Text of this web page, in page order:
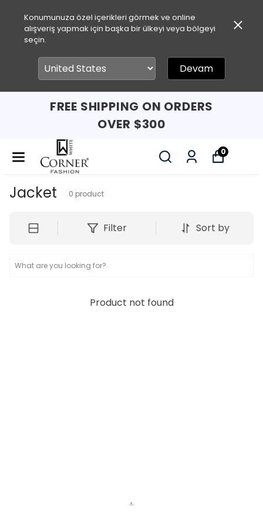
Konumunuza özel içerikleri görmek ve online
alışveriş yapmak için başka bir ülkeyi veya bölgeyi
seçin.
Devam
FREE SHIPPING ON ORDERS
OVER $300
0
Jacket 0 product
Filter Sort by
Product not found